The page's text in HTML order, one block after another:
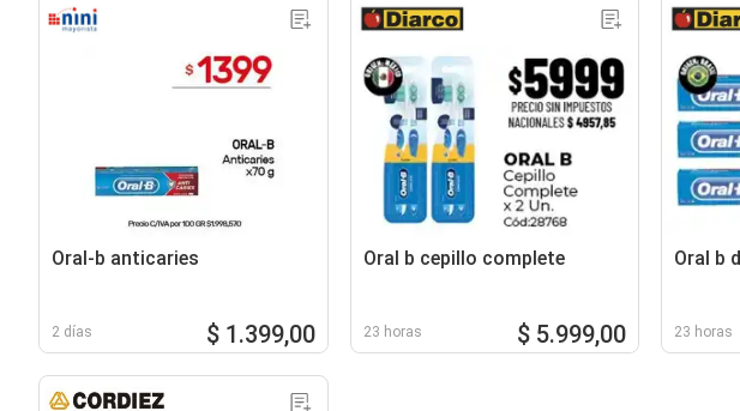
Oral-b anticaries
2 días $ 1.399,00
Oral b cepillo complete
23 horas $ 5.999,00
Oral b
23 horas